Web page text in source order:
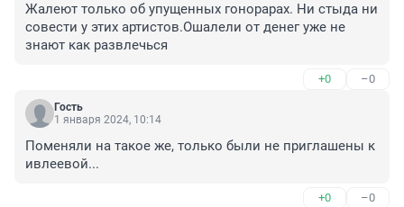
Жалеют только об упущенных гонорарах. Ни стыда ни
совести у этих артистов.Ошалели от денег уже не
знают как развлечься
+0 –0
Гость
1 января 2024, 10:14
Поменяли на такое же, только были не приглашены к
ивлеевой...
+0 –0